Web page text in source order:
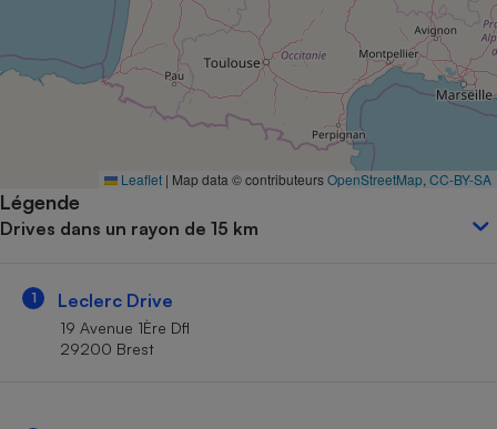
Leaflet | Map data © contributeursOpenStreetMap CC-BY-SA
Légende
Drives dans un rayon de 15 km
1 Leclerc Drive
19 Avenue 1Ère Dfl
29200 Brest
Complément
alimentaire
Assurance emprunteur
Petit électroménager -
Mutuelle